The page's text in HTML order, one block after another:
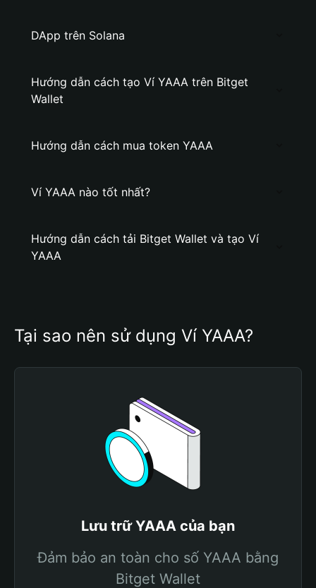
DApp trên Solana
Hướng dẫn cách tạo Ví YAAA trên Bitget
Wallet
Hướng dẫn cách mua token YAAA
Ví YAAA nào tốt nhất?
Hướng dẫn cách tải Bitget Wallet và tạo Ví
YAAA
Tại sao nên sử dụng Ví YAAA?
Lưu trữ YAAA của bạn
Đảm bảo an toàn cho số YAAA bằng
Bitget Wallet